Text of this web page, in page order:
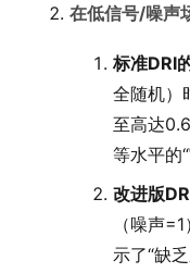
在低信号/噪声
标准DRI
全随机）
至高达
等水平的
改进版
（噪声
示了“缺